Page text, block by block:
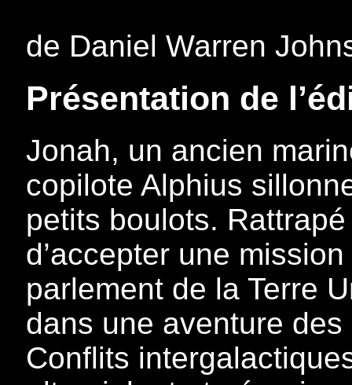
de Daniel Warren
Présentation de
Jonah, un ancien
copilote Alphius
petits boulots.
d’accepter une
parlement de la Terre
dans une aventure
Conflits